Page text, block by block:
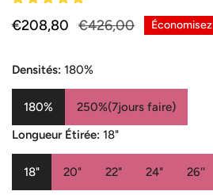
Prix
vente
€208,80
Prix
€426,00 Économisez
Densités: 180%
180%
250%(7jours faire)
Longueur Étirée: 18"
18" 20" 22" 24" 26''